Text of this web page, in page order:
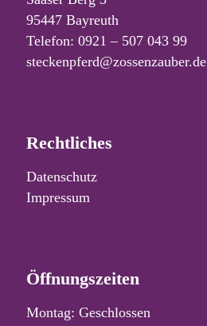
95447 Bayreuth
Telefon: 0921 – 507 043 99
steckenpferd@zossenzauber.de
Rechtliches
Datenschutz
Impressum
Öffnungszeiten
Montag: Geschlossen